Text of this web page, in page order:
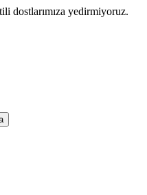
dostlarımıza yedirmiyoruz.